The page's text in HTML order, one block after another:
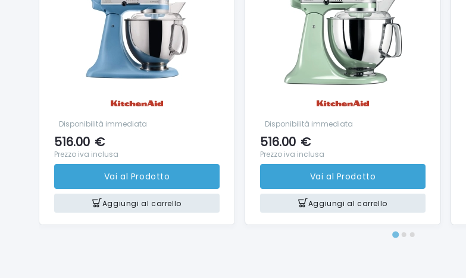
Disponibilità immediata
516.00 €
Prezzo iva inclusa
Vai al Prodotto
Aggiungi al carrello
Disponibilità immediata
516.00 €
Prezzo iva inclusa
Vai al Prodotto
Aggiungi al carrello